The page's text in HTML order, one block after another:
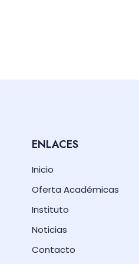
ENLACES
Inicio
Oferta Académicas
Instituto
Noticias
Contacto